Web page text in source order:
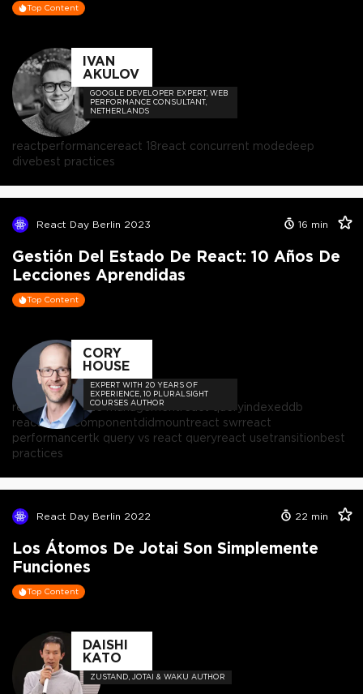
Top Content
IVAN
AKULOV
GOOGLE DEVELOPER EXPERT, WEB
PERFORMANCE CONSULTANT,
NETHERLANDS
reactperformancereact 18react concurrent modedeep
divebest practices
React Day Berlin 2023 16 min
Gestión Del Estado De React: 10 Años De
Lecciones Aprendidas
Top Content
CORY
HOUSE
EXPERT WITH 20 YEARS OF
EXPERIENCE, 10 PLURALSIGHT
COURSES AUTHOR
reactreact state management react queryindexeddb
reactreact componentdidmountreact swrreact
performancertk query vs react queryreact usetransitionbest
practices
React Day Berlin 2022 22 min
Los Átomos De Jotai Son Simplemente
Funciones
Top Content
DAISHI
KATO
ZUSTAND, JOTAI & WAKU AUTHOR